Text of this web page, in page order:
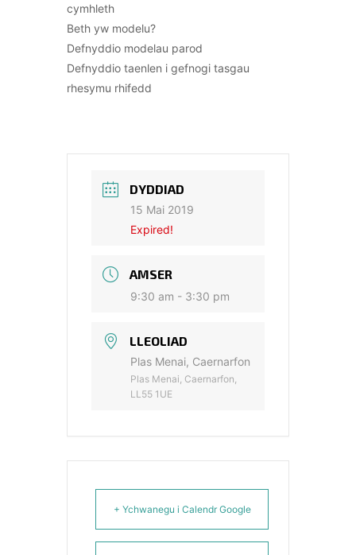
cymhleth
Beth yw modelu?
Defnyddio modelau parod
Defnyddio taenlen i gefnogi tasgau
rhesymu rhifedd
DYDDIAD
15 Mai 2019
Expired!
AMSER
9:30 am - 3:30 pm
LLEOLIAD
Plas Menai, Caernarfon
Plas Menai, Caernarfon,
LL55 1UE
+ Ychwanegu i Calendr Google